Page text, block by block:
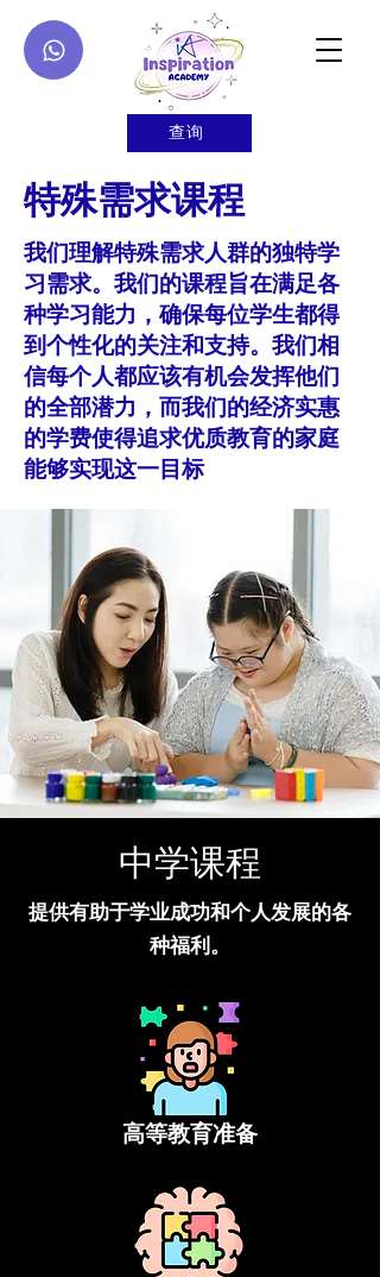
查询
特殊需求课程
我们理解特殊需求人群的独特学
习需求。我们的课程旨在满足各
种学习能力，确保每位学生都得
到个性化的关注和支持。我们相
信每个人都应该有机会发挥他们
的全部潜力，而我们的经济实惠
的学费使得追求优质教育的家庭
能够实现这一目标
中学课程
提供有助于学业成功和个人发展的各
种福利。
高等教育准备